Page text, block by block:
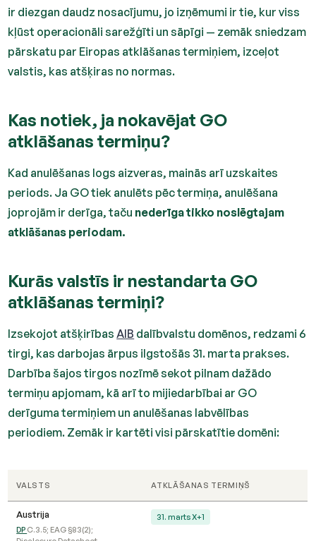
ir diezgan daudz nosacījumu, jo izņēmumi ir tie, kur viss
kļūst operacionāli sarežģīti un sāpīgi — zemāk sniedzam
pārskatu par Eiropas atklāšanas termiņiem, izceļot
valstis, kas atšķiras no normas.
Kas notiek, ja nokavējat GO
atklāšanas termiņu?
Kad anulēšanas logs aizveras, mainās arī uzskaites
periods. Ja GO tiek anulēts pēc termiņa, anulēšana
joprojām ir derīga, taču nederīga tikko noslēgtajam
atklāšanas periodam.
Kurās valstīs ir nestandarta GO
atklāšanas termiņi?
Izsekojot atšķirībasAIB dalībvalstu domēnos, redzami 6
tirgi, kas darbojas ārpus ilgstošās 31. marta prakses.
Darbība šajos tirgos nozīmē sekot pilnam dažādo
termiņu apjomam, kā arī to mijiedarbībai ar GO
derīguma termiņiem un anulēšanas labvēlības
periodiem. Zemāk ir kartēti visi pārskatītie domēni:
VALSTS ATKLĀŠANAS TERMIŅŠ
Austrija
DP C.3.5; EAG §83(2);
31. marts X+1